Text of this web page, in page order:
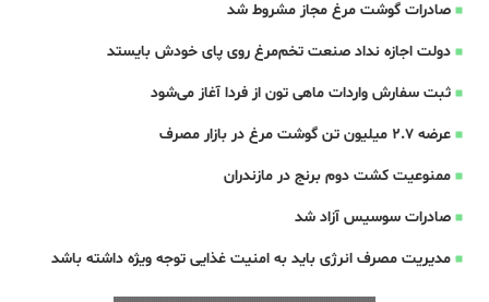
صادرات گوشت مرغ مجاز مشروط شد
دولت اجازه نداد صنعت تخم‌مرغ روی پای خودش بایستد
ثبت سفارش واردات ماهی تون از فردا آغاز می‌شود
عرضه ۲.۷ میلیون تن گوشت مرغ در بازار مصرف
ممنوعیت کشت دوم برنج در مازندران
صادرات سوسیس آزاد شد
مدیریت مصرف انرژی باید به امنیت غذایی توجه ویژه داشته باشد